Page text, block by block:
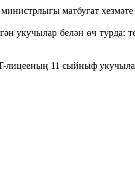
матбугат хезмәте
укучылар белән өч турда:
лицееның 11 сыйныф